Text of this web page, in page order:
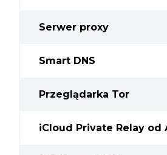
Serwer proxy
Smart DNS
Przeglądarka Tor
iCloud Private Relay od